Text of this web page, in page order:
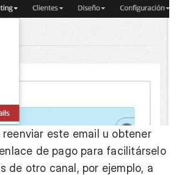
este email u obtener
de pago para facilitárselo
de otro canal, por ejemplo, a